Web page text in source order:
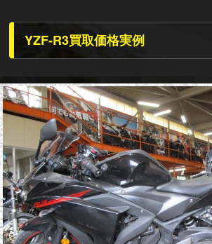
YZF-R3買取価格実例